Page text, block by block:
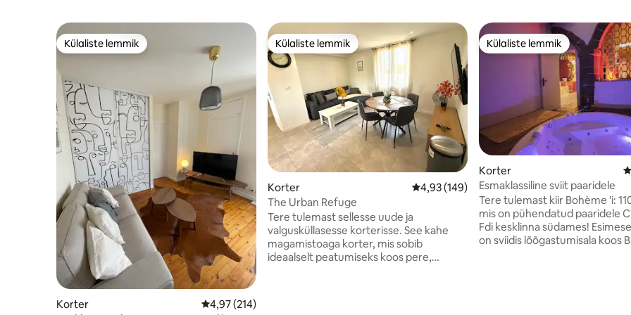
Külaliste lemmik
Külaliste lemmik
Korter Keskmine hinnang 4,97/5, 214 hinnangut
4,97 (214)
Külaliste lemmik
Külaliste lemmik
Korter Keskmine hinnang 4,93/5, 149 hinnangut
4,93 (149)
The Urban Refuge
Tere tulemast sellesse uude ja
valgusküllasesse korterisse. See kahe
magamistoaga korter, mis sobib
ideaalselt peatumiseks koos pere,
Külaliste lemmik
Külaliste lemmik
Korter
Esmaklassiline sviit paaridele
Tere tulemast kiir Bohème 'i:
mis on pühendatud paaridele
Fdi kesklinna südames!
on sviidis lõõgastumisala koos